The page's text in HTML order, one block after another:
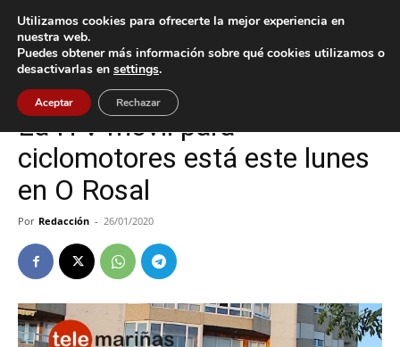
Inicio O Rosal
O Rosal
La ITV móvil para
ciclomotores está este lunes
en O Rosal
Por Redacción - 26/01/2020
Utilizamos cookies para ofrecerte la mejor experiencia en
nuestra web.
Puedes obtener más información sobre qué cookies utilizamos o
desactivarlas en settings.
Aceptar Rechazar